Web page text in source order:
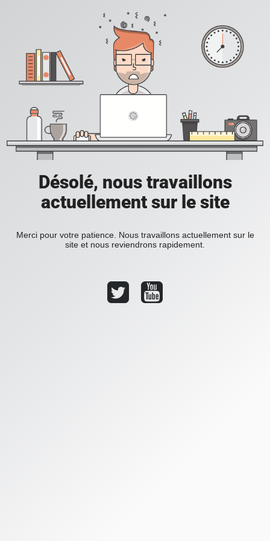
Désolé, nous travaillons
actuellement sur le site
Merci pour votre patience. Nous travaillons actuellement sur le
site et nous reviendrons rapidement.